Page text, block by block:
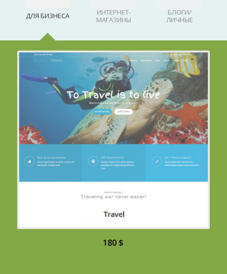
ДЛЯ БИЗНЕСА
ИНТЕРНЕТ-
МАГАЗИНЫ
БЛОГИ/
ЛИЧНЫЕ
180 $